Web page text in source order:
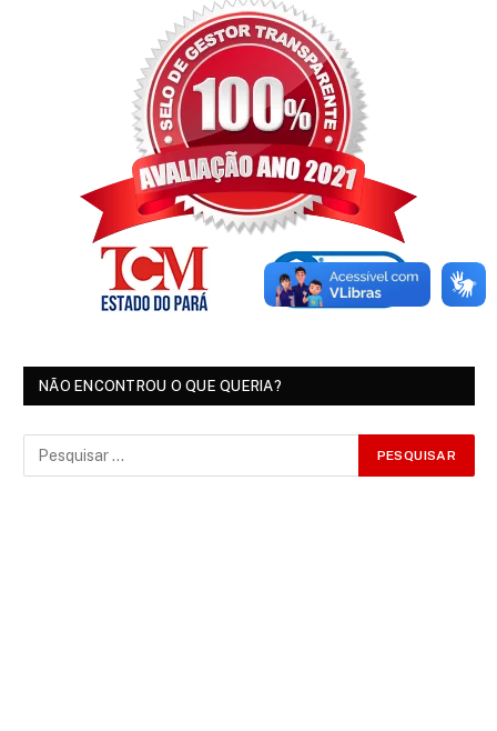
NÃO ENCONTROU O QUE QUERIA?